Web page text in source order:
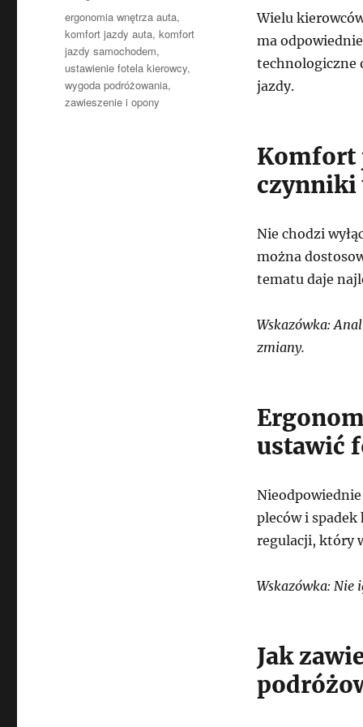
Wielu
ma
technologiczne
jazdy.
Komfort
czynniki
Nie chodzi
można
tematu daje
Wskazówka:
zmiany.
ustawić
pleców i
regulacji, który
Wskazówka: Nie
Jak
Tagi
ergonomia wnętrza auta,
komfort jazdy auta,komfort
jazdy samochodem,
ustawienie fotela kierowcy,
wygoda podróżowania,
zawieszenie i opony